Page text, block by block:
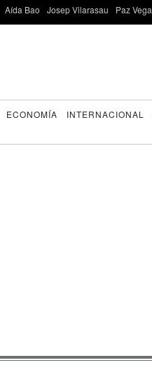
Aída Bao Josep Vilarasau Paz Vega
ECONOMÍA INTERNACIONAL